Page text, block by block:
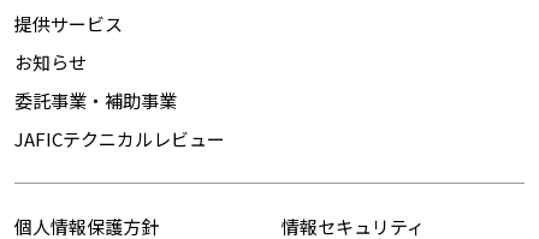
提供サービス
お知らせ
委託事業・補助事業
JAFICテクニカルレビュー
個人情報保護方針 情報セキュリティ